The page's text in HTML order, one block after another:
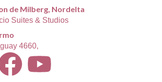
de Milberg, Nordelta
Suites & Studios
4660,